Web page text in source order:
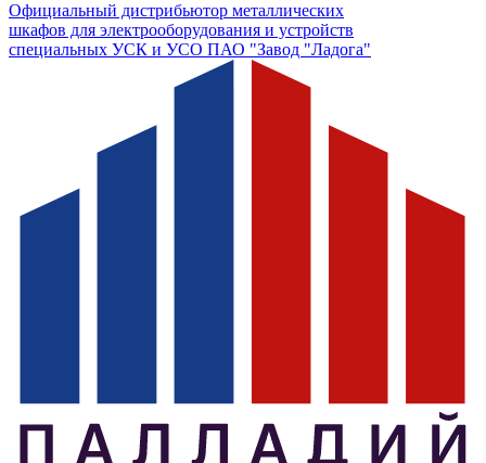
Официальный дистрибьютор металлических
шкафов для электрооборудования и устройств
специальных УСК и УСО ПАО "Завод "Ладога"